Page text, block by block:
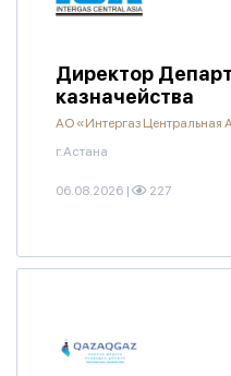
Директор
казначейства
АО «Интергаз Центральная
г.Астана
06.08.2026 | 227